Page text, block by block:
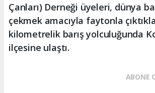
Çanları) Derneği üyeleri, dünya
çekmek amacıyla faytonla
kilometrelik barış yolculuğunda
ilçesine ulaştı.
ABONE